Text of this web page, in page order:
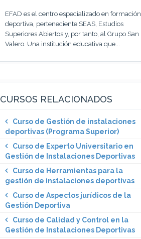
EFAD es el centro especializado en formación
deportiva, perteneciente SEAS, Estudios
Superiores Abiertos y, por tanto, al Grupo San
Valero. Una institución educativa que...
CURSOS RELACIONADOS
Curso de Gestión de instalaciones
deportivas (Programa Superior)
Curso de Experto Universitario en
Gestión de Instalaciones Deportivas
Curso de Herramientas para la
gestión de instalaciones deportivas
Curso de Aspectos jurídicos de la
Gestión Deportiva
Curso de Calidad y Control en la
Gestión de Instalaciones Deportivas